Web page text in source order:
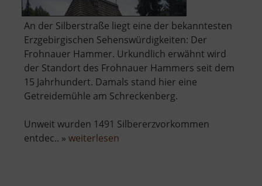
An der Silberstraße liegt eine der bekanntesten
Erzgebirgischen Sehenswürdigkeiten: Der
Frohnauer Hammer. Urkundlich erwähnt wird
der Standort des Frohnauer Hammers seit dem
15 Jahrhundert. Damals stand hier eine
Getreidemühle am Schreckenberg.
Unweit wurden 1491 Silbererzvorkommen
entdec.. » weiterlesen